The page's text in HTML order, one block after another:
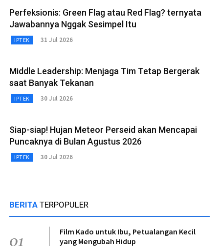
Perfeksionis: Green Flag atau Red Flag? ternyata
Jawabannya Nggak Sesimpel Itu
IPTEK 31 Jul 2026
Middle Leadership: Menjaga Tim Tetap Bergerak
saat Banyak Tekanan
IPTEK 30 Jul 2026
Siap-siap! Hujan Meteor Perseid akan Mencapai
Puncaknya di Bulan Agustus 2026
IPTEK 30 Jul 2026
BERITA TERPOPULER
01
Film Kado untuk Ibu, Petualangan Kecil
yang Mengubah Hidup